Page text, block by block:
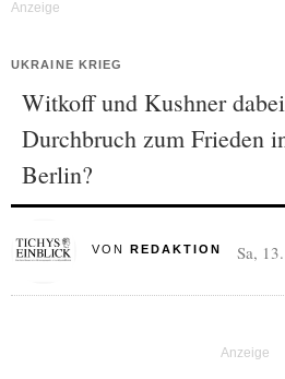
UKRAINE KRIEG
Witkoff und Kushner
Durchbruch zum Frieden
Berlin?
VON REDAKTION Sa,